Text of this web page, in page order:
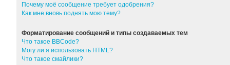
Почему моё сообщение требует одобрения?
Как мне вновь поднять мою тему?
Форматирование сообщений и типы создаваемых тем
Что такое BBCode?
Могу ли я использовать HTML?
Что такое смайлики?